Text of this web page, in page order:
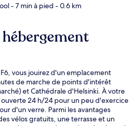
- 7 min à pied - 0.6 km
vous jouirez d'un emplacement
de marche de points d'intérêt
et Cathédrale d'Helsinki. À votre
24 h/24 pour un peu d'exercice
d'un verre. Parmi les avantages
vélos gratuits, une terrasse et un